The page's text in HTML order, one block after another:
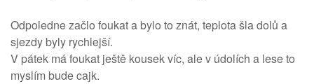
Odpoledne začlo foukat a bylo to znát, teplota šla dolů a
sjezdy byly rychlejší.
V pátek má foukat ještě kousek víc, ale v údolích a lese to
myslím bude cajk.